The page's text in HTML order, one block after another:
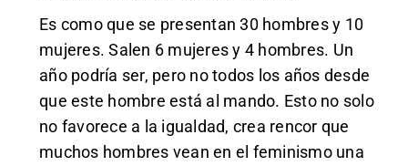
Es como que se presentan 30 hombres y 10
mujeres. Salen 6 mujeres y 4 hombres. Un
año podría ser, pero no todos los años desde
que este hombre está al mando. Esto no solo
no favorece a la igualdad, crea rencor que
muchos hombres vean en el feminismo una